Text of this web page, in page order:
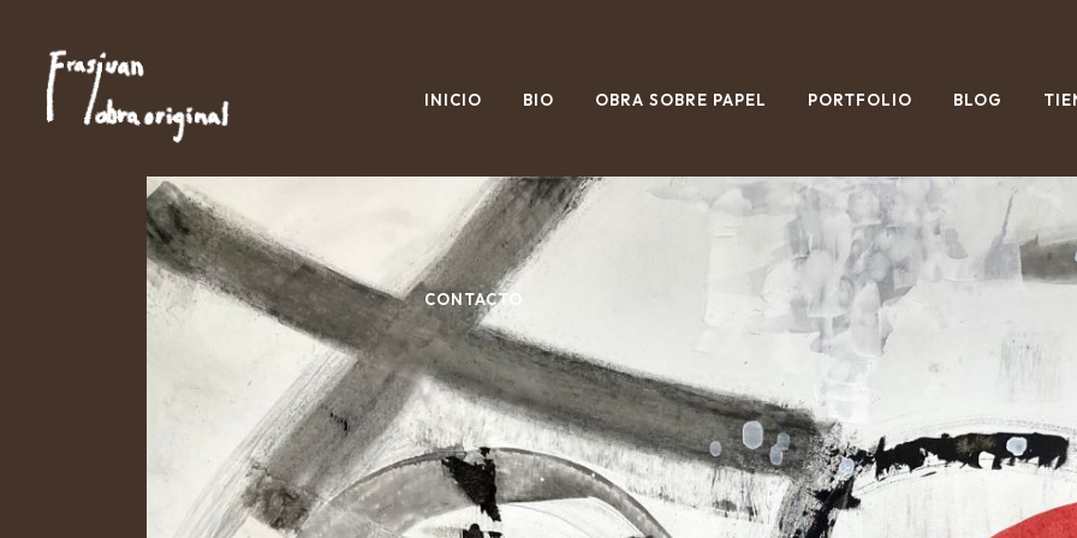
INICIO BIO OBRA SOBRE PAPEL PORTFOLIO BLOG
CONTACTO